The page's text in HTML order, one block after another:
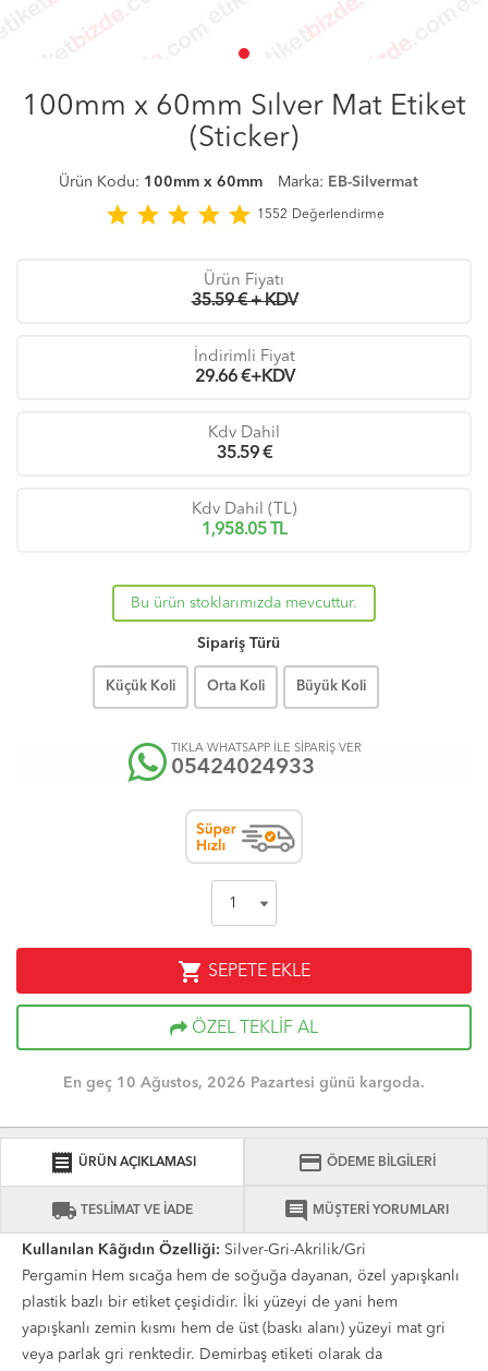
100mm x 60mm Sılver Mat Etiket
(Sticker)
Ürün Kodu: 100mm x 60mm Marka: EB-Silvermat
star star star star star 1552 Değerlendirme
Ürün Fiyatı
35.59 € + KDV
İndirimli Fiyat
29.66€+KDV
Kdv Dahil
35.59€
Kdv Dahil (TL)
1,958.05 TL
Bu ürün stoklarımızda mevcuttur.
Sipariş Türü
Küçük Koli Orta Koli Büyük Koli
TIKLA WHATSAPP İLE SİPARİŞ VER
05424024933
shopping_cart SEPETE EKLE
ÖZEL TEKLİF AL
En geç 10 Ağustos, 2026 Pazartesi günü kargoda.
receipt ÜRÜN AÇIKLAMASI credit_card ÖDEME BİLGİLERİ
local_shipping TESLİMAT VE İADE comment MÜŞTERİ YORUMLARI
Kullanılan Kâğıdın Özelliği: Silver-Gri-Akrilik/Gri
Pergamin Hem sıcağa hem de soğuğa dayanan, özel yapışkanlı
plastik bazlı bir etiket çeşididir. İki yüzeyi de yani hem
yapışkanlı zemin kısmı hem de üst (baskı alanı) yüzeyi mat gri
veya parlak gri renktedir. Demirbaş etiketi olarak da